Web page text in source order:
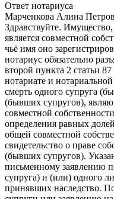
Ответ нотариуса
Марченкова Алина
Здравствуйте.
является совместной
чьё имя оно
нотариус обязательно
второй пункта 2 статьи
нотариате и
смерть одного супруга
(бывших супругов),
совместной
определения равных
общей совместной
свидетельство о праве
(бывших супругов).
письменному заявлению
супруга) и (или) одного
принявших наследство.